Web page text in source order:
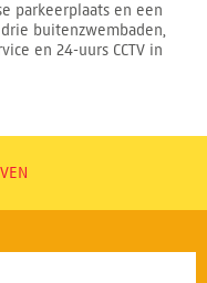
parkeerplaats en een
buitenzwembaden,
en 24-uurs CCTV in